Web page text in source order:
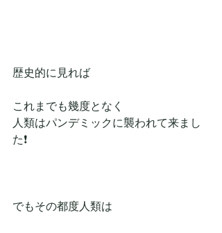
歴史的に見れば
これまでも幾度となく
人類はパンデミックに襲われて来まし
た❗
でもその都度人類は